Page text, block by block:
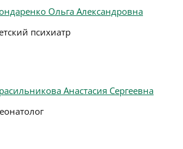
Ольга Александровна
психиатр
Анастасия Сергеевна